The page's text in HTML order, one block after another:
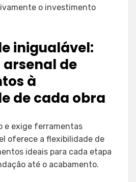
o investimento
inigualável:
de
à
de cada obra
e exige ferramentas
oferece a flexibilidade de
ideais para cada etapa
até o acabamento.